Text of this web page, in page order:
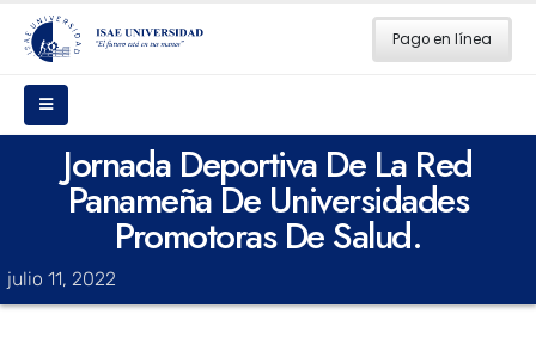
Pago en línea
Jornada Deportiva De La Red
Panameña De Universidades
Promotoras De Salud.
julio 11, 2022